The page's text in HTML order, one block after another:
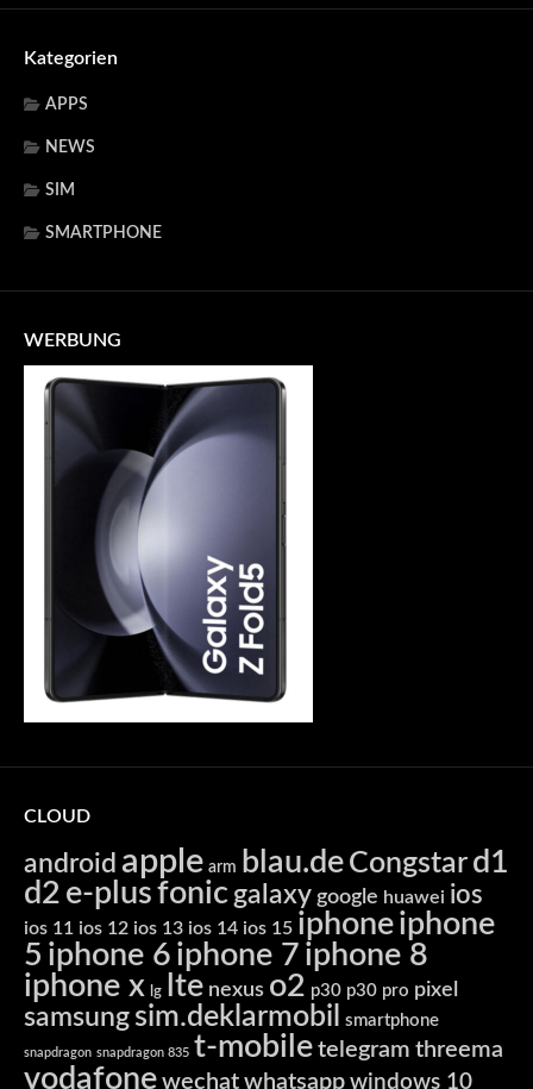
Kategorien
APPS
NEWS
SIM
SMARTPHONE
WERBUNG
CLOUD
android apple arm blau.de Congstar d1
d2 e-plusfonic galaxy google huawei ios
ios 11 ios 12 ios 13 ios 14 ios 15 iphoneiphone
5 iphone 6 iphone 7 iphone 8
iphone x lg lte nexus o2 p30 p30 pro pixel
samsung sim.deklarmobil smartphone
snapdragon snapdragon 835 t-mobile telegram threema
vodafone wechat whatsapp windows 10